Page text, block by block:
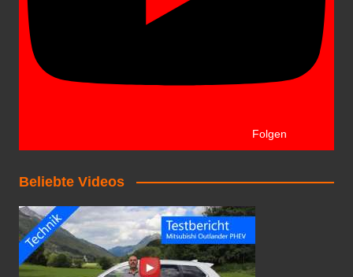
Folgen
Beliebte Videos